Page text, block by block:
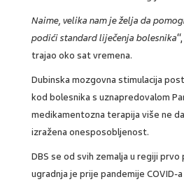
Naime, velika nam je želja da
podići standard liječenja bolesnika
trajao oko sat vremena.
Dubinska mozgovna stimulacija
kod bolesnika s uznapredovalom
medikamentozna terapija više ne
izražena onesposobljenost.
DBS se od svih zemalja u regiji
ugradnja je prije pandemije COVID-